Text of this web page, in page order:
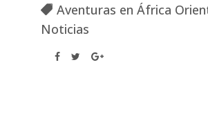
Aventuras en África
Noticias